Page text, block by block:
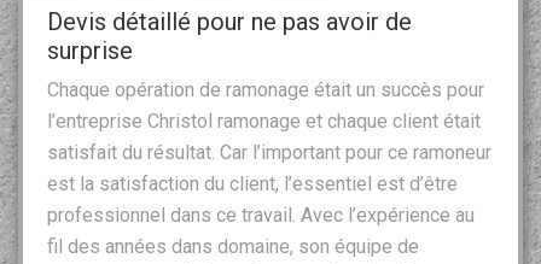
Devis détaillé pour ne pas avoir de
surprise
Chaque opération de ramonage était un succès pour
l’entreprise Christol ramonage et chaque client était
satisfait du résultat. Car l’important pour ce ramoneur
est la satisfaction du client, l’essentiel est d’être
professionnel dans ce travail. Avec l’expérience au
fil des années dans domaine, son équipe de